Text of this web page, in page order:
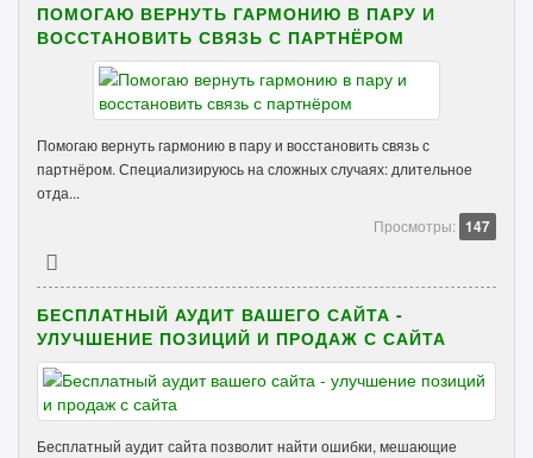
ПОМОГАЮ ВЕРНУТЬ ГАРМОНИЮ В ПАРУ И
ВОССТАНОВИТЬ СВЯЗЬ С ПАРТНЁРОМ
Помогаю вернуть гармонию в пару и восстановить связь с
партнёром. Специализируюсь на сложных случаях: длительное
отда...
Просмотры: 147
БЕСПЛАТНЫЙ АУДИТ ВАШЕГО САЙТА -
УЛУЧШЕНИЕ ПОЗИЦИЙ И ПРОДАЖ С САЙТА
Бесплатный аудит сайта позволит найти ошибки, мешающие